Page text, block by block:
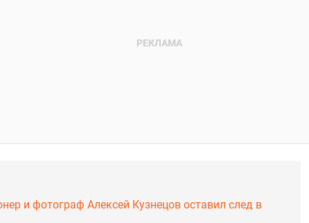
и фотограф Алексей Кузнецов оставил след в